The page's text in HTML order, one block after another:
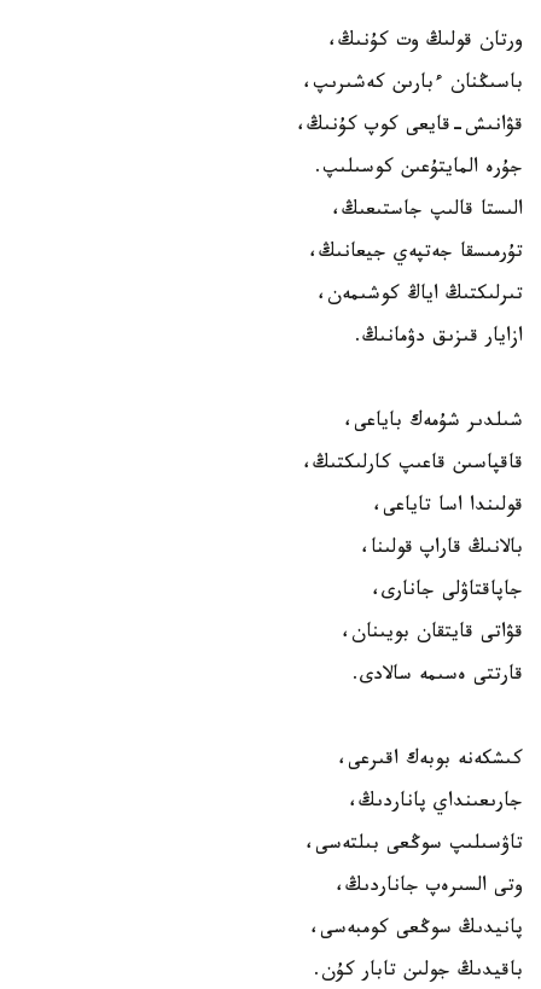
ورتان قولىڭ وت كۇنىڭ،
باسىڭنان ءبارىن كەشىرىپ،
قۋانىش-قايعى كوپ كۇنىڭ،
جۇرە المايتۇعىن كوسىلىپ.
الىستا قالىپ جاستىعىڭ،
تۇرمىسقا جەتپەي جيعانىڭ،
تىرلىكتىڭ اياڭ كوشىمەن،
ازايار قىزىق دۋمانىڭ.
شىلدىر شۇمەك باياعى،
قاقپاسىن قاعىپ كارلىكتىڭ،
قولىندا اسا تاياعى،
بالانىڭ قاراپ قولىنا،
جاپاقتاۋلى جانارى،
قۋاتى قايتقان بويىنان،
قارتتى ەسىمە سالادى.
كىشكەنە بوبەك اقىرعى،
جارىعىنداي پاناردىڭ،
تاۋسىلىپ سوڭعى بىلتەسى،
وتى السىرەپ جاناردىڭ،
پانيدىڭ سوڭعى كومبەسى،
باقيدىڭ جولىن تابار كۇن.